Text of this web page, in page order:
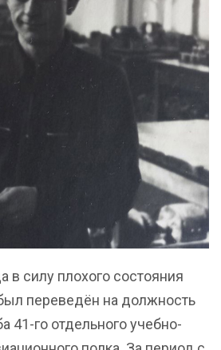
в силу плохого состояния
переведён на должность
41-го отдельного учебно-